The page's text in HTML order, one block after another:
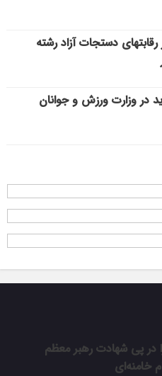
رقابتهای دستجات آزاد رشته
در وزارت ورزش و جوانان
در پی شهادت رهبر معظم
خامنه‌ای